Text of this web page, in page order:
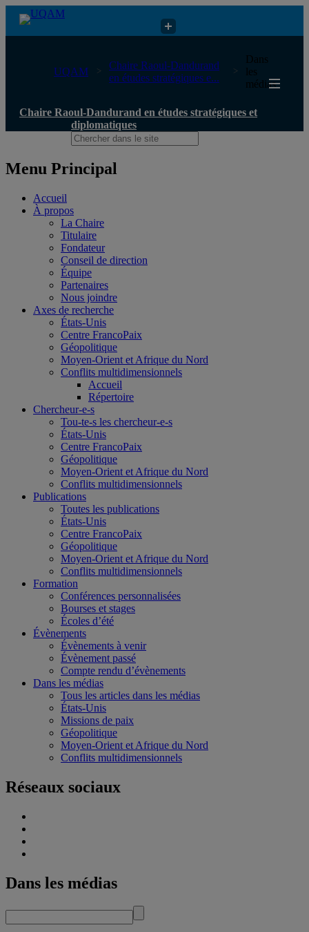
Chaire Raoul-Dandurand en études stratégiques et diplomatiques
UQAM
Chaire Raoul-Dandurand
en études stratégiques e...
Dans
les
médias
Chaire Raoul-Dandurand en études stratégiques et
diplomatiques
Menu Principal
Accueil
À propos
La Chaire
Titulaire
Fondateur
Conseil de direction
Équipe
Partenaires
Nous joindre
Axes de recherche
États-Unis
Centre FrancoPaix
Géopolitique
Moyen-Orient et Afrique du Nord
Conflits multidimensionnels
Accueil
Répertoire
Chercheur-e-s
Tou-te-s les chercheur-e-s
États-Unis
Centre FrancoPaix
Géopolitique
Moyen-Orient et Afrique du Nord
Conflits multidimensionnels
Publications
Toutes les publications
États-Unis
Centre FrancoPaix
Géopolitique
Moyen-Orient et Afrique du Nord
Conflits multidimensionnels
Formation
Conférences personnalisées
Bourses et stages
Écoles d’été
Évènements
Évènements à venir
Évènement passé
Compte rendu d’évènements
Dans les médias
Tous les articles dans les médias
États-Unis
Missions de paix
Géopolitique
Moyen-Orient et Afrique du Nord
Conflits multidimensionnels
Réseaux sociaux
Dans les médias